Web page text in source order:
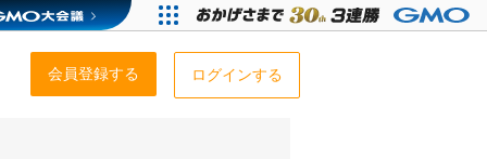
会員登録する ログインする